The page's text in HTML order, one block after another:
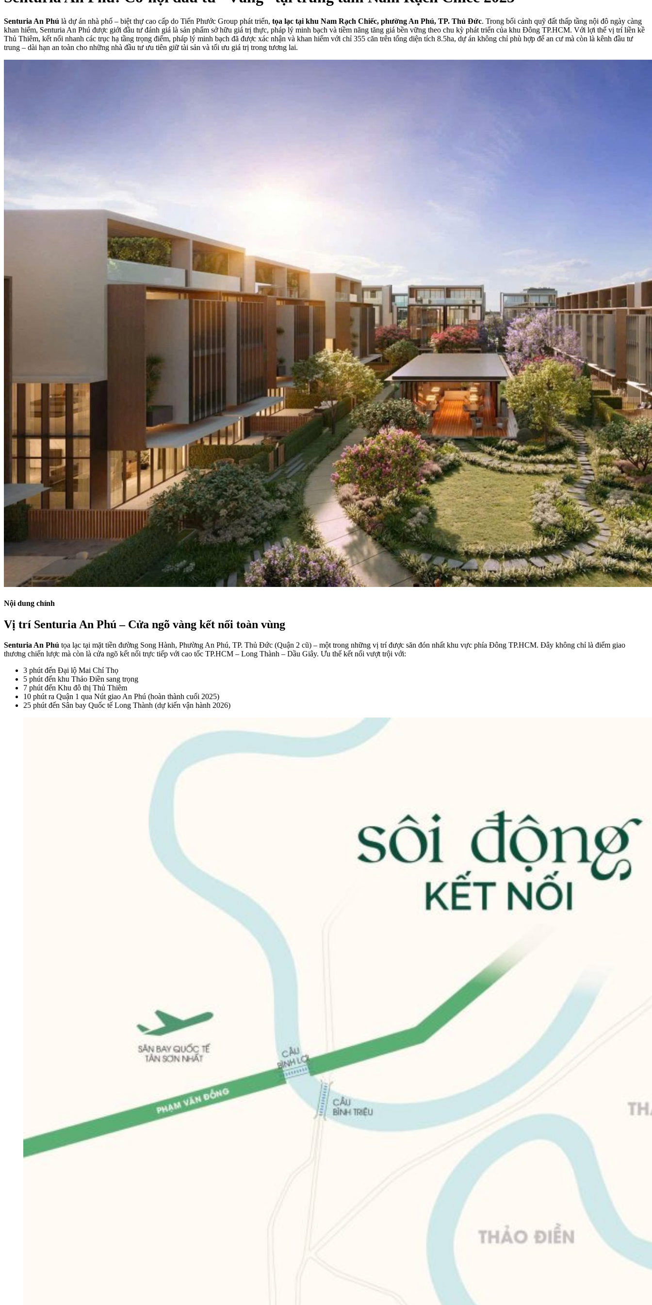
Senturia An Phú là dự án nhà phố – biệt thự cao cấp do Tiến Phước Group phát triển, tọa lạc tại khu Nam Rạch Chiếc, phường An Phú, TP. Thủ Đức. Trong bối cảnh quỹ đất thấp tầng nội đô ngày càng
khan hiếm, Senturia An Phú được giới đầu tư đánh giá là sản phẩm sở hữu giá trị thực, pháp lý minh bạch và tiềm năng tăng giá bền vững theo chu kỳ phát triển của khu Đông TP.HCM. Với lợi thế vị trí liền kề
Thủ Thiêm, kết nối nhanh các trục hạ tầng trọng điểm, pháp lý minh bạch đã được xác nhận và khan hiếm với chỉ 355 căn trên tổng diện tích 8.5ha, dự án không chỉ phù hợp để an cư mà còn là kênh đầu tư
trung – dài hạn an toàn cho những nhà đầu tư ưu tiên giữ tài sản và tối ưu giá trị trong tương lai.
Nội dung chính
Vị trí Senturia An Phú – Cửa ngõ vàng kết nối toàn vùng
Senturia An Phú tọa lạc tại mặt tiền đường Song Hành, Phường An Phú, TP. Thủ Đức (Quận 2 cũ) – một trong những vị trí được săn đón nhất khu vực phía Đông TP.HCM. Đây không chỉ là điểm giao
thương chiến lược mà còn là cửa ngõ kết nối trực tiếp với cao tốc TP.HCM – Long Thành – Dầu Giây. Ưu thế kết nối vượt trội với:
3 phút đến Đại lộ Mai Chí Thọ
5 phút đến khu Thảo Điền sang trọng
7 phút đến Khu đô thị Thủ Thiêm
10 phút ra Quận 1 qua Nút giao An Phú (hoàn thành cuối 2025)
25 phút đến Sân bay Quốc tế Long Thành (dự kiến vận hành 2026)